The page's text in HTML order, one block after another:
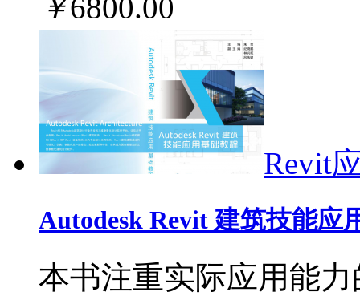
￥6800.00
Revit
Autodesk Revit 建筑技能应
本书注重实际应用能